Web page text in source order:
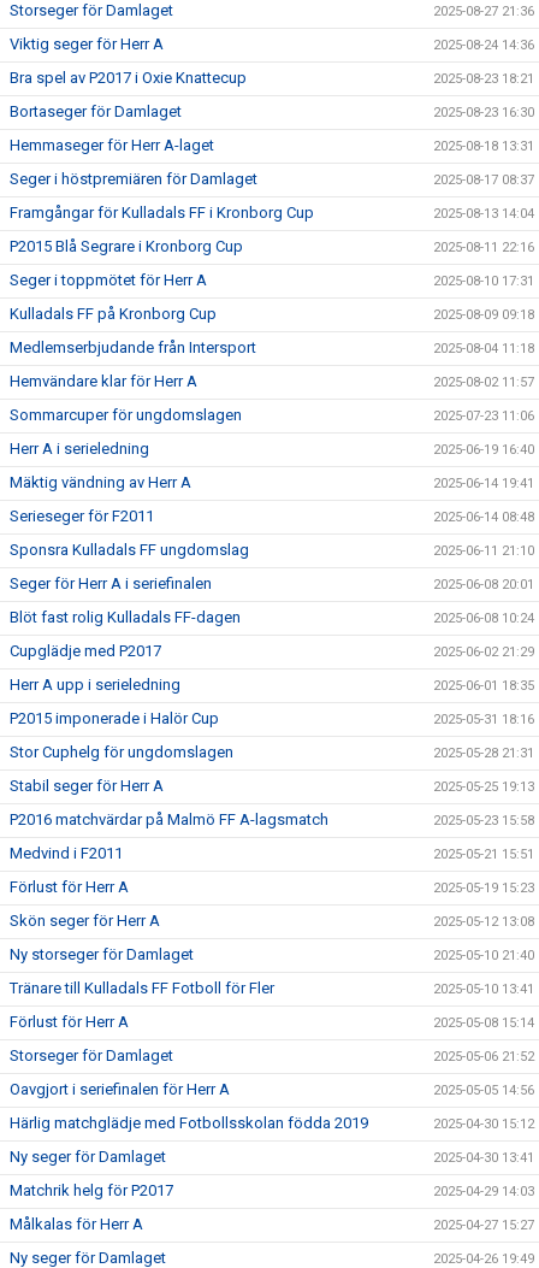
Storseger för Damlaget 2025-08-27 21:36
Viktig seger för Herr A 2025-08-24 14:36
Bra spel av P2017 i Oxie Knattecup 2025-08-23 18:21
Bortaseger för Damlaget 2025-08-23 16:30
Hemmaseger för Herr A-laget 2025-08-18 13:31
Seger i höstpremiären för Damlaget 2025-08-17 08:37
Framgångar för Kulladals FF i Kronborg Cup 2025-08-13 14:04
P2015 Blå Segrare i Kronborg Cup 2025-08-11 22:16
Seger i toppmötet för Herr A 2025-08-10 17:31
Kulladals FF på Kronborg Cup 2025-08-09 09:18
Medlemserbjudande från Intersport 2025-08-04 11:18
Hemvändare klar för Herr A 2025-08-02 11:57
Sommarcuper för ungdomslagen 2025-07-23 11:06
Herr A i serieledning 2025-06-19 16:40
Mäktig vändning av Herr A 2025-06-14 19:41
Serieseger för F2011 2025-06-14 08:48
Sponsra Kulladals FF ungdomslag 2025-06-11 21:10
Seger för Herr A i seriefinalen 2025-06-08 20:01
Blöt fast rolig Kulladals FF-dagen 2025-06-08 10:24
Cupglädje med P2017 2025-06-02 21:29
Herr A upp i serieledning 2025-06-01 18:35
P2015 imponerade i Halör Cup 2025-05-31 18:16
Stor Cuphelg för ungdomslagen 2025-05-28 21:31
Stabil seger för Herr A 2025-05-25 19:13
P2016 matchvärdar på Malmö FF A-lagsmatch 2025-05-23 15:58
Medvind i F2011 2025-05-21 15:51
Förlust för Herr A 2025-05-19 15:23
Skön seger för Herr A 2025-05-12 13:08
Ny storseger för Damlaget 2025-05-10 21:40
Tränare till Kulladals FF Fotboll för Fler 2025-05-10 13:41
Förlust för Herr A 2025-05-08 15:14
Storseger för Damlaget 2025-05-06 21:52
Oavgjort i seriefinalen för Herr A 2025-05-05 14:56
Härlig matchglädje med Fotbollsskolan födda 2019 2025-04-30 15:12
Ny seger för Damlaget 2025-04-30 13:41
Matchrik helg för P2017 2025-04-29 14:03
Målkalas för Herr A 2025-04-27 15:27
Ny seger för Damlaget 2025-04-26 19:49